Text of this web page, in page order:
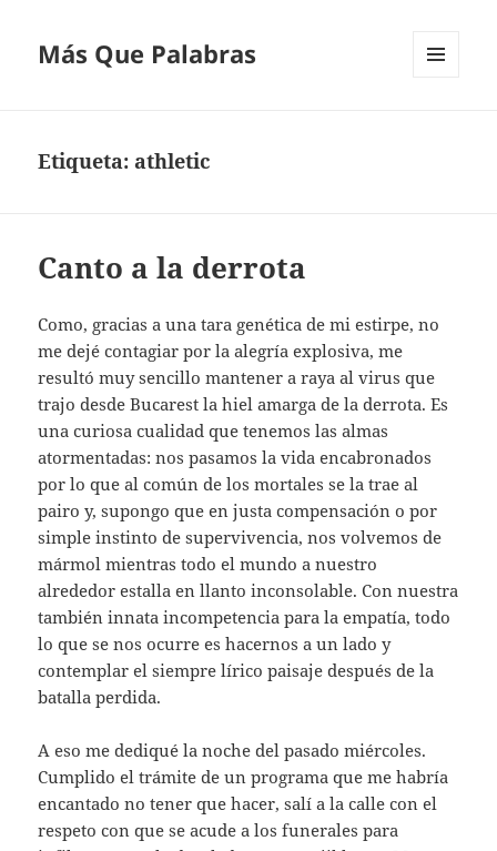
Más Que Palabras
Etiqueta: athletic
Canto a la derrota
Como, gracias a una tara genética de mi estirpe, no
me dejé contagiar por la alegría explosiva, me
resultó muy sencillo mantener a raya al virus que
trajo desde Bucarest la hiel amarga de la derrota. Es
una curiosa cualidad que tenemos las almas
atormentadas: nos pasamos la vida encabronados
por lo que al común de los mortales se la trae al
pairo y, supongo que en justa compensación o por
simple instinto de supervivencia, nos volvemos de
mármol mientras todo el mundo a nuestro
alrededor estalla en llanto inconsolable. Con nuestra
también innata incompetencia para la empatía, todo
lo que se nos ocurre es hacernos a un lado y
contemplar el siempre lírico paisaje después de la
batalla perdida.
A eso me dediqué la noche del pasado miércoles.
Cumplido el trámite de un programa que me habría
encantado no tener que hacer, salí a la calle con el
respeto con que se acude a los funerales para